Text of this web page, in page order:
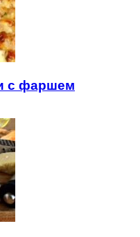
с фаршем